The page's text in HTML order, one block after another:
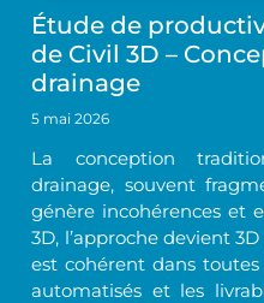
Étude de
de Civil 3D –
drainage
5 mai 2026
La conception
drainage, souvent
génère incohérences et
3D, l’approche devient
est cohérent dans
automatisés et les